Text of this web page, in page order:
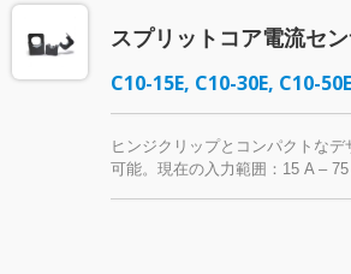
スプリットコア電流セ
C10-15E, C10-30E, C10-
ヒンジクリップとコンパクトな
可能。現在の入力範囲：15 A – 75